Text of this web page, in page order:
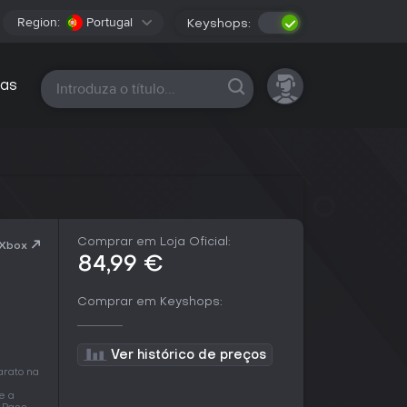
Region: Portugal Keyshops:
Todas as plataformas
na
a
Comprar em Loja Oficial:
84,99 €
Comprar em Keyshops:
Ver histórico de preços